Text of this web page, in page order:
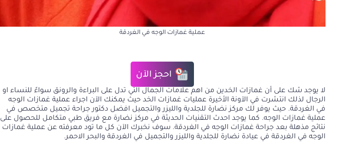
عملية غمازات الوجه في الغردقة
احجز الآن
لا يوجد شك على أن غمازات الخدين من اهم علامات الجمال التي تدل على البراءة والرونق سواءً للنساء او
الرجال لذلك انتشرت في الآونة الأخيرة عمليات غمازات الخد حيث يمكنك الآن اجراء عملية غمازات الوجه
في الغردقة. حيث يوفر لك مركز نضارة للجلدية والليزر والتجميل افضل دكتور جراحة تجميل متخصص في
عملية غمازات الوجه. كما يوجد احدث التقنيات الحديثة في مركز نضارة مع فريق طبي متكامل للحصول على
نتائج مذهلة بعد جراحة غمازات الوجه في الغردقة. سوف نخبرك الآن كل ما تود معرفته عن عملية غمازات
الوجه في الغردقة في عيادة نضارة للجلدية والليزر والتجميل في الغردقة والبحر الاحمر.